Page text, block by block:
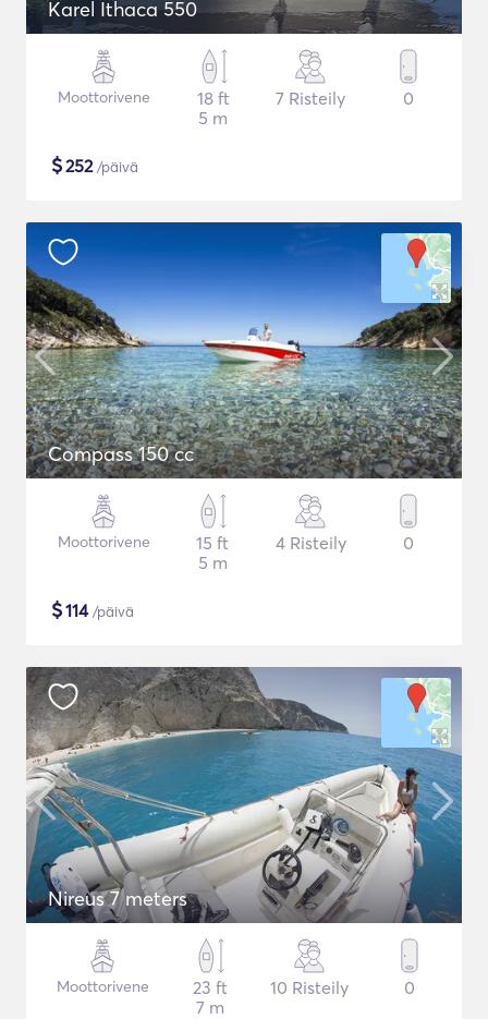
Karel Ithaca 550
Moottorivene
18 ft
5 m
7 Risteily 0
$252/päivä
Compass 150 cc
Moottorivene
15 ft
5 m
4 Risteily 0
$114/päivä
Nireus 7 meters
Moottorivene
23 ft
7 m
10 Risteily 0